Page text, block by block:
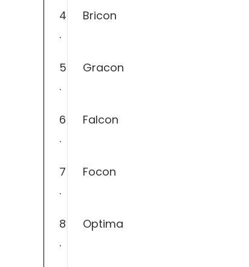
4
.
Bricon
5
.
Gracon
6
.
Falcon
7
.
Focon
8
.
Optima